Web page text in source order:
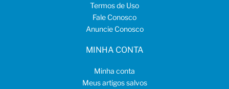
Termos de Uso
Fale Conosco
Anuncie Conosco
MINHA CONTA
Minha conta
Meus artigos salvos